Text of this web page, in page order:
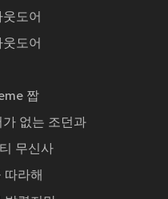
도어
도어
짭
없는 조던과
무신사
따라해